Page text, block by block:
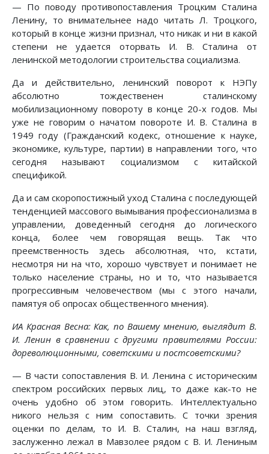
— По поводу противопоставления Троцким Сталина
Ленину, то внимательнее надо читать Л. Троцкого,
который в конце жизни признал, что никак и ни в какой
степени не удается оторвать И. В. Сталина от
ленинской методологии строительства социализма.
Да и действительно, ленинский поворот к НЭПу
абсолютно тождественен сталинскому
мобилизационному повороту в конце 20-х годов. Мы
уже не говорим о начатом повороте И. В. Сталина в
1949 году (Гражданский кодекс, отношение к науке,
экономике, культуре, партии) в направлении того, что
сегодня называют социализмом с китайской
спецификой.
Да и сам скоропостижный уход Сталина с последующей
тенденцией массового вымывания профессионализма в
управлении, доведенный сегодня до логического
конца, более чем говорящая вещь. Так что
преемственность здесь абсолютная, что, кстати,
несмотря ни на что, хорошо чувствует и понимает не
только население страны, но и то, что называется
прогрессивным человечеством (мы с этого начали,
памятуя об опросах общественного мнения).
ИА Красная Весна: Как, по Вашему мнению, выглядит В.
И. Ленин в сравнении с другими правителями России:
дореволюционными, советскими и постсоветскими?
— В части сопоставления В. И. Ленина с историческим
спектром российских первых лиц, то даже как-то не
очень удобно об этом говорить. Интеллектуально
никого нельзя с ним сопоставить. С точки зрения
оценки по делам, то И. В. Сталин, на наш взгляд,
заслуженно лежал в Мавзолее рядом с В. И. Лениным